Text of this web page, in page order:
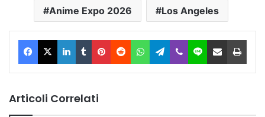
Anime Expo 2026 Los Angeles
Facebook
X LinkedIn
TumblrPinterest
RedditWhatsAppTelegram
ViberLine Condividi via Email
Articoli Correlati